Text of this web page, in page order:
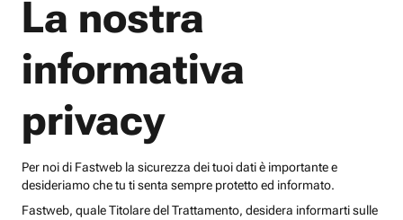
La nostra
informativa
privacy
Per noi di Fastweb la sicurezza dei tuoi dati è importante e
desideriamo che tu ti senta sempre protetto ed informato.
Fastweb, quale Titolare del Trattamento, desidera informarti sulle